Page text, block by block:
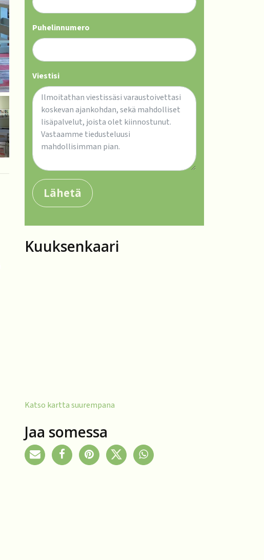
Puhelinnumero
Viestisi
Lähetä
Kuuksenkaari
Katso kartta suurempana
Jaa somessa